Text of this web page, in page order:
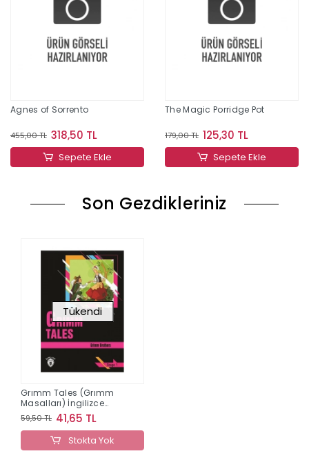
Agnes of Sorrento
455,00 TL 318,50 TL
Sepete Ekle
The Magic Porridge Pot
179,00 TL 125,30 TL
Sepete Ekle
Son Gezdikleriniz
Tükendi
Grımm Tales (Grımm
Masalları) İngilizce
Seviye 1
59,50 TL 41,65 TL
Stokta Yok